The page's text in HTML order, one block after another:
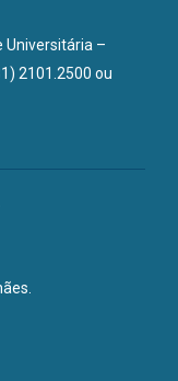
Universitária –
2101.2500 ou